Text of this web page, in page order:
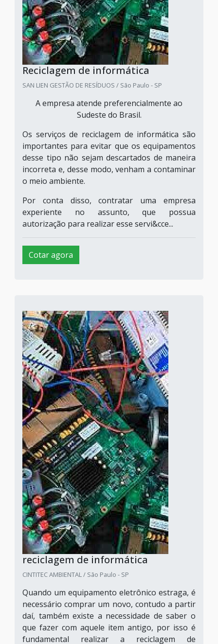
Reciclagem de informática
SAN LIEN GESTÃO DE RESÍDUOS / São Paulo - SP
A empresa atende preferencialmente ao
Sudeste do Brasil.
Os serviços de reciclagem de informática são
importantes para evitar que os equipamentos
desse tipo não sejam descartados de maneira
incorreta e, desse modo, venham a contaminar
o meio ambiente.
Por conta disso, contratar uma empresa
experiente no assunto, que possua
autorização para realizar esse servi&cce...
Cotar agora
reciclagem de informática
CINTITEC AMBIENTAL / São Paulo - SP
Quando um equipamento eletrônico estraga, é
necessário comprar um novo, contudo a partir
daí, também existe a necessidade de saber o
que fazer com aquele item antigo, por isso é
fundamental realizar a reciclagem de